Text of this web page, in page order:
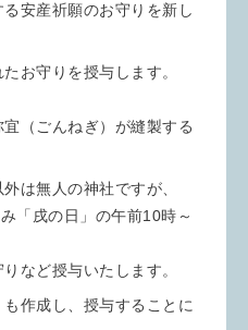
安産祈願のお守りを新し
お守りを授与します。
（ごんねぎ）が縫製する
は無人の神社ですが、
「戌の日」の午前10時～
りなど授与いたします。
作成し、授与することに